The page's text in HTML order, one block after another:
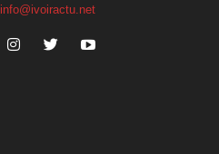
info@ivoiractu.net